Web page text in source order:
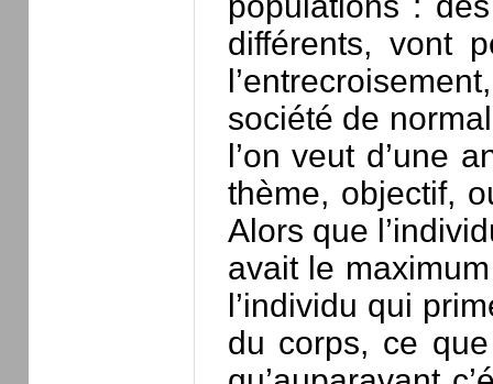
différents, vont
société de
l’on veut d’une
thème, objectif,
Alors que
avait le
l’individu qui
du corps, ce